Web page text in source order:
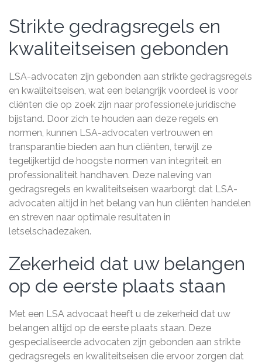
Strikte gedragsregels en
kwaliteitseisen gebonden
LSA-advocaten zijn gebonden aan strikte gedragsregels
en kwaliteitseisen, wat een belangrijk voordeel is voor
cliënten die op zoek zijn naar professionele juridische
bijstand. Door zich te houden aan deze regels en
normen, kunnen LSA-advocaten vertrouwen en
transparantie bieden aan hun cliënten, terwijl ze
tegelijkertijd de hoogste normen van integriteit en
professionaliteit handhaven. Deze naleving van
gedragsregels en kwaliteitseisen waarborgt dat LSA-
advocaten altijd in het belang van hun cliënten handelen
en streven naar optimale resultaten in
letselschadezaken.
Zekerheid dat uw belangen
op de eerste plaats staan
Met een LSA advocaat heeft u de zekerheid dat uw
belangen altijd op de eerste plaats staan. Deze
gespecialiseerde advocaten zijn gebonden aan strikte
gedragsregels en kwaliteitseisen die ervoor zorgen dat